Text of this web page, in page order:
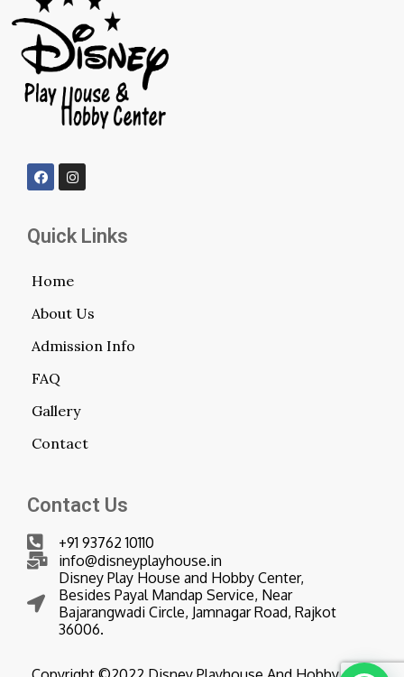
Quick Links
Home
About Us
Admission Info
FAQ
Gallery
Contact
Contact Us
+91 93762 10110
info@disneyplayhouse.in
Disney Play House and Hobby Center,
Besides Payal Mandap Service, Near
Bajarangwadi Circle, Jamnagar Road, Rajkot
36006.